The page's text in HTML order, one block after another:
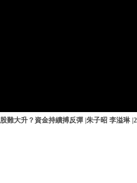
難大升？資金持續搏反彈 |朱子昭 李溢琳